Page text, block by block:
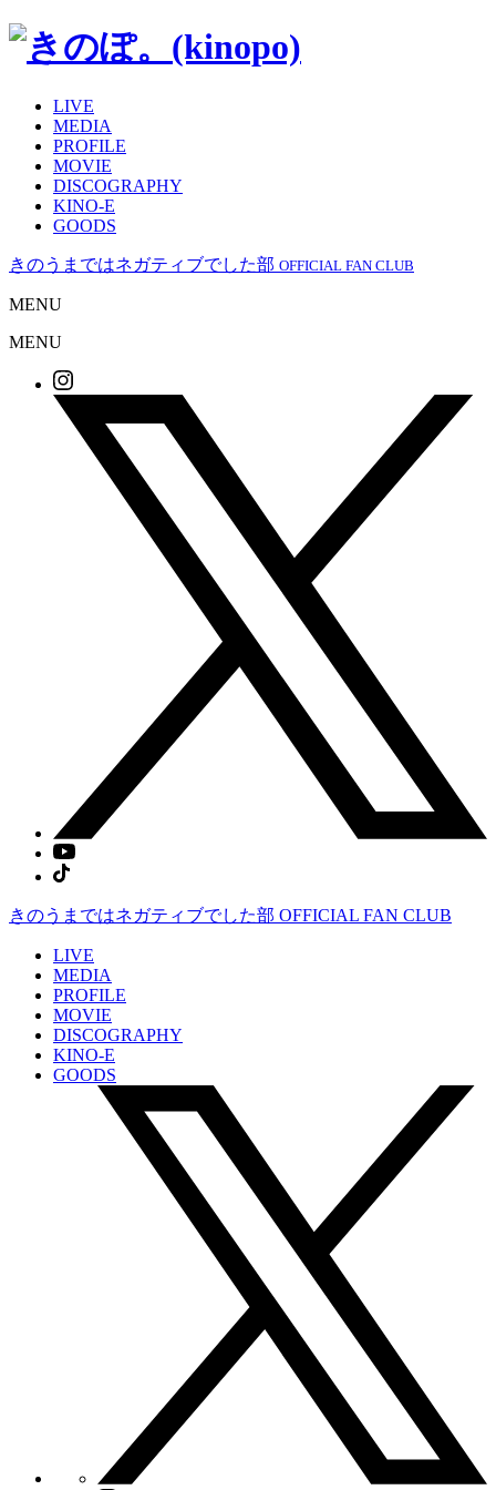
LIVE
MEDIA
PROFILE
MOVIE
DISCOGRAPHY
KINO-E
GOODS
きのうまではネガティブでした部 OFFICIAL FAN CLUB
MENU
MENU
きのうまではネガティブでした部 OFFICIAL FAN CLUB
LIVE
MEDIA
PROFILE
MOVIE
DISCOGRAPHY
KINO-E
GOODS